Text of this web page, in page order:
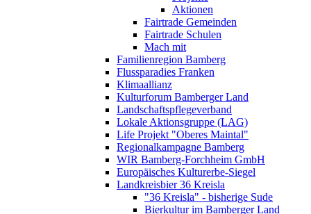
Aktionen
Fairtrade Gemeinden
Fairtrade Schulen
Mach mit
Familienregion Bamberg
Flussparadies Franken
Klimaallianz
Kulturforum Bamberger Land
Landschaftspflegeverband
Lokale Aktionsgruppe (LAG)
Life Projekt "Oberes Maintal"
Regionalkampagne Bamberg
WIR Bamberg-Forchheim GmbH
Europäisches Kulturerbe-Siegel
Landkreisbier 36 Kreisla
"36 Kreisla" - bisherige Sude
Bierkultur im Bamberger Land